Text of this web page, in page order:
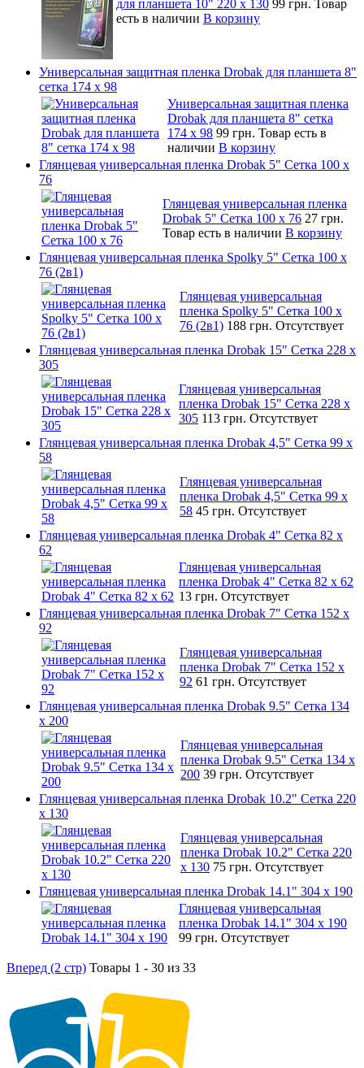
для планшета 10" 220 x 130 99 грн. Товар
есть в наличии В корзину
Универсальная защитная пленка Drobak для планшета 8"
сетка 174 x 98
Универсальная защитная пленка
Drobak для планшета 8" сетка
174 x 98 99 грн. Товар есть в
наличии В корзину
Глянцевая универсальная пленка Drobak 5" Сетка 100 x
76
Глянцевая универсальная пленка
Drobak 5" Сетка 100 x 76 27 грн.
Товар есть в наличии В корзину
Глянцевая универсальная пленка Spolky 5" Сетка 100 x
76 (2в1)
Глянцевая универсальная
пленка Spolky 5" Сетка 100 x
76 (2в1) 188 грн. Отсутствует
Глянцевая универсальная пленка Drobak 15" Сетка 228 x
305
Глянцевая универсальная
пленка Drobak 15" Сетка 228 x
305 113 грн. Отсутствует
Глянцевая универсальная пленка Drobak 4,5" Сетка 99 x
58
Глянцевая универсальная
пленка Drobak 4,5" Сетка 99 x
58 45 грн. Отсутствует
Глянцевая универсальная пленка Drobak 4" Сетка 82 x
62
Глянцевая универсальная
пленка Drobak 4" Сетка 82 x 62
13 грн. Отсутствует
Глянцевая универсальная пленка Drobak 7" Сетка 152 x
92
Глянцевая универсальная
пленка Drobak 7" Сетка 152 x
92 61 грн. Отсутствует
Глянцевая универсальная пленка Drobak 9.5" Сетка 134
x 200
Глянцевая универсальная
пленка Drobak 9.5" Сетка 134 x
200 39 грн. Отсутствует
Глянцевая универсальная пленка Drobak 10.2" Сетка 220
x 130
Глянцевая универсальная
пленка Drobak 10.2" Сетка 220
x 130 75 грн. Отсутствует
Глянцевая универсальная пленка Drobak 14.1" 304 х 190
Глянцевая универсальная
пленка Drobak 14.1" 304 х 190
99 грн. Отсутствует
Вперед (2 стр) Товары 1 - 30 из 33